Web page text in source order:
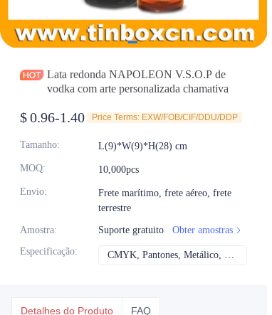
Lata redonda NAPOLEON V.S.O.P de
vodka com arte personalizada chamativa
$0.96-1.40 Price Terms: EXW/FOB/CIF/DDU/DDP
Tamanho: L(9)*W(9)*H(28) cm
MOQ: 10,000pcs
Envio:
Frete marítimo, frete aéreo, frete
terrestre
Amostra: Suporte gratuito
Obter amostras
Especificação: CMYK, Pantones, Metálico, Cor direta etc
Detalhes do Produto FAQ
Notícias